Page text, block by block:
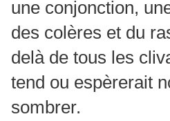
une conjonction,
des colères et du
delà de tous les
tend ou espèrerait
sombrer.